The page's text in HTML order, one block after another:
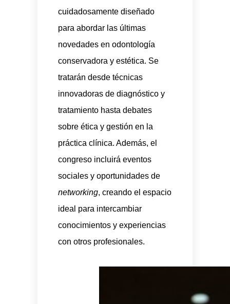
cuidadosamente diseñado
para abordar las últimas
novedades en odontología
conservadora y estética. Se
tratarán desde técnicas
innovadoras de diagnóstico y
tratamiento hasta debates
sobre ética y gestión en la
práctica clínica. Además, el
congreso incluirá eventos
sociales y oportunidades de
networking, creando el espacio
ideal para intercambiar
conocimientos y experiencias
con otros profesionales.